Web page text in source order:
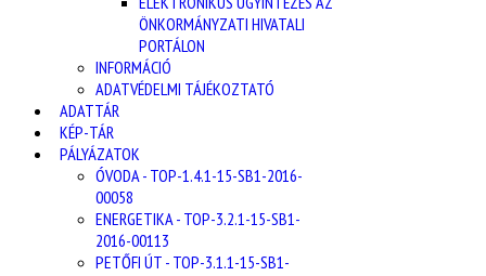
ÖNKORMÁNYZATI HIVATALI
PORTÁLON
INFORMÁCIÓ
ADATVÉDELMI TÁJÉKOZTATÓ
ADATTÁR
KÉP-TÁR
PÁLYÁZATOK
ÓVODA - TOP-1.4.1-15-SB1-2016-
00058
ENERGETIKA - TOP-3.2.1-15-SB1-
2016-00113
PETŐFI ÚT - TOP-3.1.1-15-SB1-